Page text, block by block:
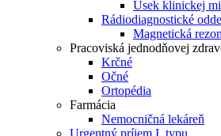
Úsek klinickej
Rádiodiagnostické
Magnetická
Pracoviská jednodňovej
Krčné
Očné
Ortopédia
Farmácia
Nemocničná lekáreň
Urgentný príjem I. typu